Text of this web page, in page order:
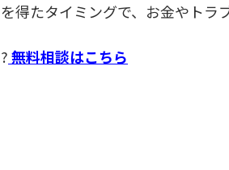
を得たタイミングで、お金やトラ
?無料相談はこちら